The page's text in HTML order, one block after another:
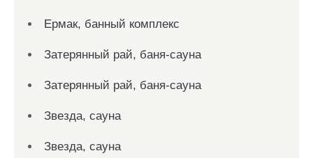
Ермак, банный комплекс
Затерянный рай, баня-сауна
Затерянный рай, баня-сауна
Звезда, сауна
Звезда, сауна